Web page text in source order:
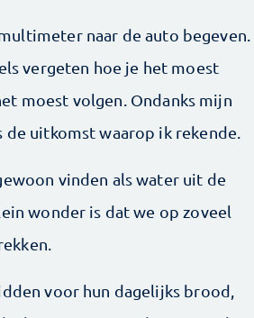
naar de auto begeven.
vergeten hoe je het moest
moest volgen. Ondanks mijn
uitkomst waarop ik rekende.
vinden als water uit de
wonder is dat we op zoveel
voor hun dagelijks brood,